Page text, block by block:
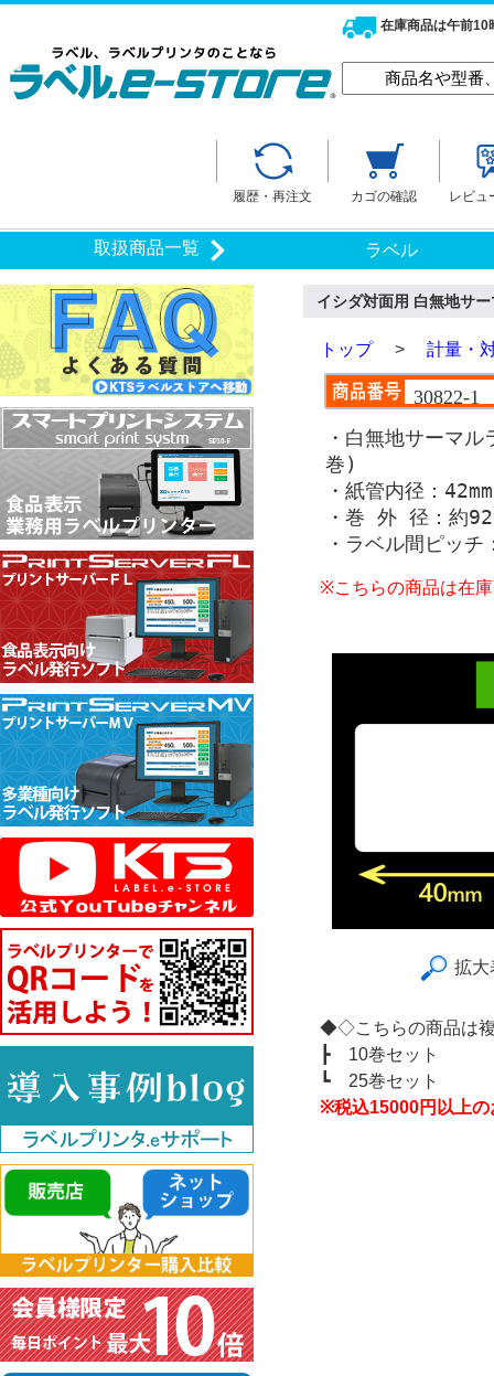
在庫商品は午前10
履歴・再注文 カゴの確認 レビュ
取扱商品一覧 ラベル
イシダ対面用 白無地サ
トップ> 計量・
30822-1
・白無地サーマ
巻)
・紙管内径：42mm
・巻 外 径：約
・ラベル間ピッチ
※こちらの商品は在
拡大
◆◇こちらの商品は
┣ 10巻セット
┗ 25巻セット
※税込15000円以上の